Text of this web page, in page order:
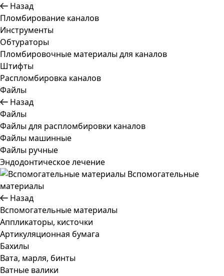
Назад
Пломбирование каналов
Инструменты
Обтураторы
Пломбировочные материалы для каналов
Штифты
Распломбировка каналов
Файлы
Назад
Файлы
Файлы для распломбировки каналов
Файлы машинные
Файлы ручные
Эндодонтическое лечение
Вспомогательные
материалы
Назад
Вспомогательные материалы
Аппликаторы, кисточки
Артикуляционная бумага
Бахилы
Вата, марля, бинты
Ватные валики